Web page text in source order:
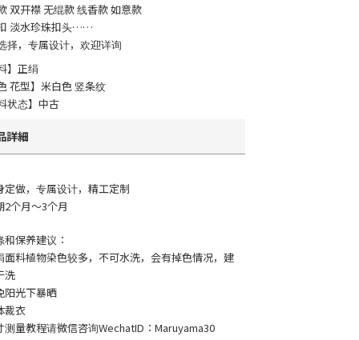
双开襟 无绲款 线香款 如意款
淡水珍珠扣头……
择，专属设计，欢迎详询
】正绢
花型】米白色 竖条纹
状态】中古
詳細
定做，专属设计，精工定制
2个月～3个月
和保养建议：
面料植物染色较多，不可水洗，会有掉色情况，建
洗
阳光下暴晒
裁衣
测量教程请微信咨询WechatID：Maruyama30